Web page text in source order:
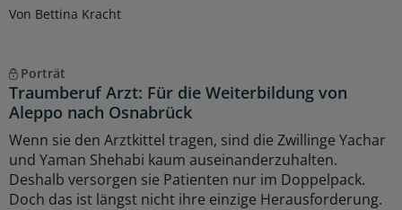
Von Bettina Kracht
Porträt
Traumberuf Arzt: Für die Weiterbildung von
Aleppo nach Osnabrück
Wenn sie den Arztkittel tragen, sind die Zwillinge Yachar
und Yaman Shehabi kaum auseinanderzuhalten.
Deshalb versorgen sie Patienten nur im Doppelpack.
Doch das ist längst nicht ihre einzige Herausforderung.